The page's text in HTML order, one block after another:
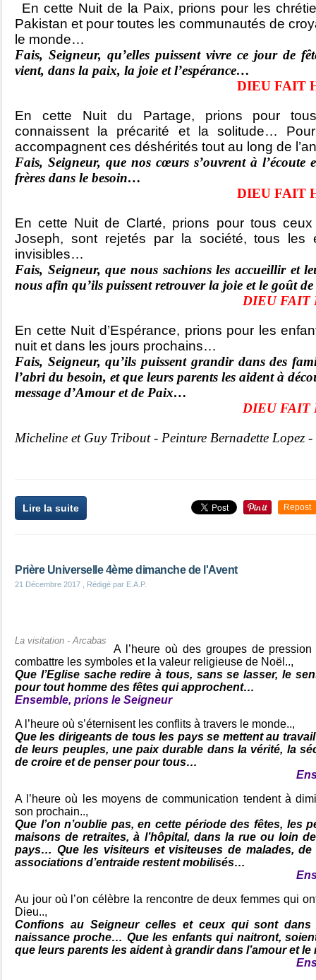
En cette Nuit de la Paix, prions pour les
Pakistan et pour toutes les communautés de
le monde…
Fais, Seigneur, qu’elles puissent vivre ce jour de
vient, dans la paix, la joie et l’espérance…
DIEU FAIT
En cette Nuit du Partage, prions pour
connaissent la précarité et la solitude…
accompagnent ces déshérités tout au long de
Fais, Seigneur, que nos cœurs s’ouvrent à l’écoute
frères dans le besoin…
DIEU FAIT
En cette Nuit de Clarté, prions pour tous
Joseph, sont rejetés par la société, tous les
invisibles…
Fais, Seigneur, que nous sachions les accueillir et
nous afin qu’ils puissent retrouver la joie et le goût
DIEU FAIT
En cette Nuit d’Espérance, prions pour les
nuit et dans les jours prochains…
Fais, Seigneur, qu’ils puissent grandir dans des
l’abri du besoin, et que leurs parents les aident à
message d’Amour et de Paix…
DIEU FAIT
Micheline et Guy Tribout - Peinture Bernadette Lopez
Lire la suite Repost
Prière Universelle 4ème dimanche de l'Avent
21 Décembre 2017 , Rédigé par E.A.P.
La visitation - Arcabas
A l’heure où des groupes de
combattre les symboles et la valeur religieuse de Noël..,
Que l’Eglise sache redire à tous, sans se lasser, le
pour tout homme des fêtes qui approchent…
Ensemble, prions le Seigneur
A l’heure où s’éternisent les conflits à travers le monde..,
Que les dirigeants de tous les pays se mettent au
de leurs peuples, une paix durable dans la vérité, la
de croire et de penser pour tous…
A l’heure où les moyens de communication tendent à
son prochain..,
Que l’on n’oublie pas, en cette période des fêtes, les
maisons de retraites, à l’hôpital, dans la rue ou loin
pays… Que les visiteurs et visiteuses de malades,
associations d’entraide restent mobilisés…
Au jour où l’on célèbre la rencontre de deux femmes qui
Dieu..,
Confions au Seigneur celles et ceux qui sont dans
naissance proche… Que les enfants qui naitront,
que leurs parents les aident à grandir dans l’amour et